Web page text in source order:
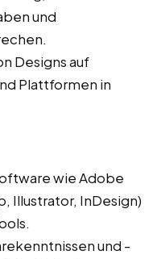
und
Designs auf
Plattformen in
wie Adobe
Illustrator, InDesign)
und -